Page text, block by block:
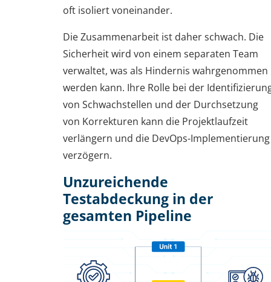
oft isoliert voneinander.
Die Zusammenarbeit ist daher schwach. Die
Sicherheit wird von einem separaten Team
verwaltet, was als Hindernis wahrgenommen
werden kann. Ihre Rolle bei der
von Schwachstellen und der Durchsetzung
von Korrekturen kann die Projektlaufzeit
verlängern und die DevOps-Implementierung
verzögern.
Unzureichende
Testabdeckung in der
gesamten Pipeline